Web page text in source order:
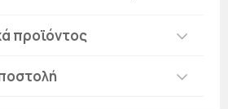
προϊόντος